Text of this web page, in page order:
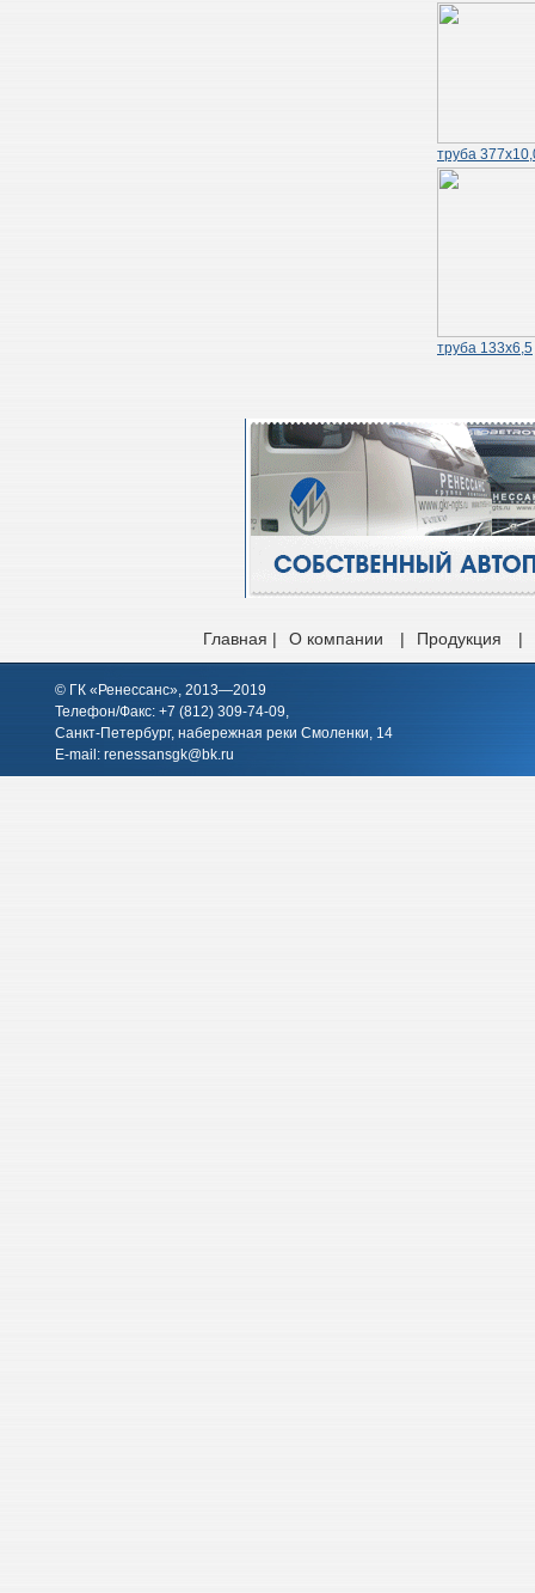
труба
труба 133х6,5
Главная | О компании | Продукция |
© ГК «Ренессанс», 2013—2019
Телефон/Факс: +7 (812) 309-74-09,
Санкт-Петербург, набережная реки Смоленки, 14
E-mail: renessansgk@bk.ru